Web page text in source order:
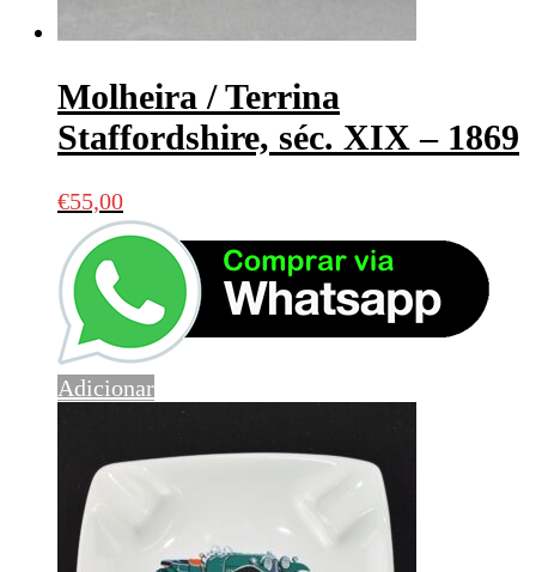
Molheira / Terrina
Staffordshire, séc. XIX – 1869
€55,00
Adicionar